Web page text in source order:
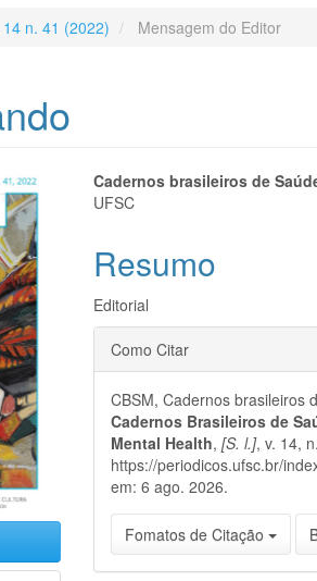
14 n. 41 (2022) Mensagem do Editor
Conteúdo
artigo
principal
Cadernos brasileiros de
UFSC
Resumo
Editorial
Detalhes
do
artigo
Como Citar
CBSM, Cadernos brasileiros
Cadernos Brasileiros de
Mental Health,[S. l.], v. 14,
https://periodicos.ufsc.br/
em: 6 ago. 2026.
Fomatos de Citação